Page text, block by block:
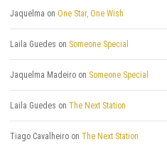
Jaquelma on One Star, One Wish
Laila Guedes on Someone Special
Jaquelma Madeiro on Someone Special
Laila Guedes on The Next Station
Tiago Cavalheiro on The Next Station